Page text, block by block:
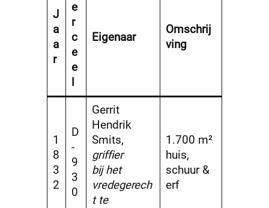
J
a
a
r
e
r
c
e
e
Eigenaar
Omschrij
ving
1
8
3
2
D
-
9
3
0
Gerrit
Hendrik
Smits,
griffier
bij het
vredegerech
t te
1.700 m²
huis,
schuur &
erf